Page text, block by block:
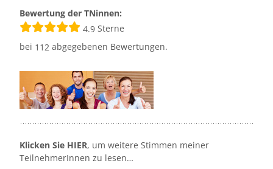
Bewertung der TNinnen:
4.9 Sterne
bei 112 abgegebenen Bewertungen.
Klicken Sie HIER, um weitere Stimmen meiner
TeilnehmerInnen zu lesen…